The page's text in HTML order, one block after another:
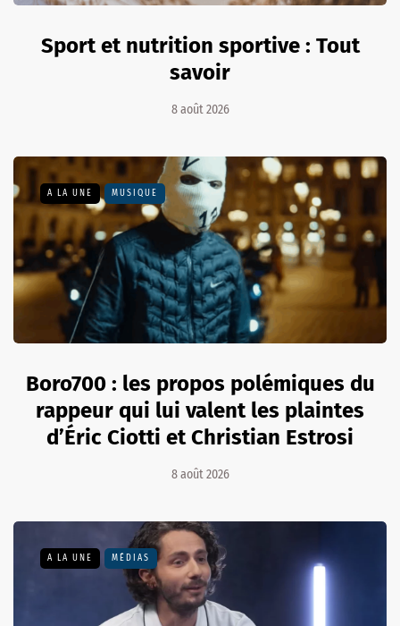
Sport et nutrition sportive : Tout
savoir
8 août 2026
A LA UNE MUSIQUE
Boro700 : les propos polémiques du
rappeur qui lui valent les plaintes
d’Éric Ciotti et Christian Estrosi
8 août 2026
A LA UNE MÉDIAS